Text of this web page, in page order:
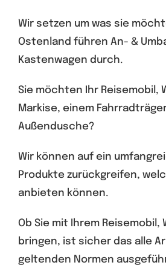
Wir setzen um was sie
Ostenland führen An- &
Kastenwagen durch.
Sie möchten Ihr Reisemobil,
Markise, einem
Außendusche?
Wir können auf ein
Produkte zurückgreifen,
anbieten können.
Ob Sie mit Ihrem
bringen, ist sicher das alle
geltenden Normen